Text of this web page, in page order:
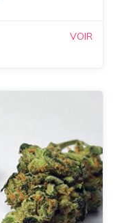
VOIR